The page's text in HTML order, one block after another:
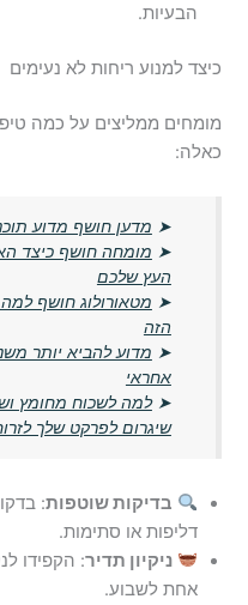
הבעיות.
כיצד למנוע ריחות לא נעימים
מומחים ממליצים על כמה
כאלה:
➤ מדען חושף מדוע
➤ מומחה חושף כיצד
העץ שלכם
➤ מטאורולוג חושף למה
הזה
➤ מדוע להביא יותר
אחראי
➤למה לשכוח מחומץ
שיגרום לפרקט שלך
בדיקות שוטפות:
דליפות או סתימות.
ניקיון תדיר: הקפידו
אחת לשבוע.